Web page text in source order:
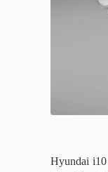
Hyundai